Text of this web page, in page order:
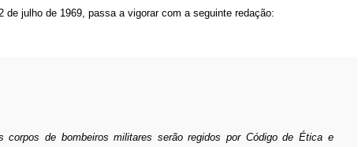
de julho de 1969, passa a vigorar com a seguinte redação:
de bombeiros militares serão regidos por Código de Ética e